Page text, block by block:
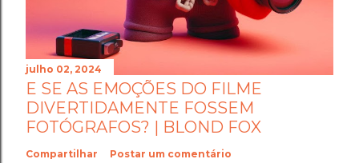
julho 02, 2024
E SE AS EMOÇÕES DO FILME
DIVERTIDAMENTE FOSSEM
FOTÓGRAFOS? | BLOND FOX
Compartilhar Postar um comentário